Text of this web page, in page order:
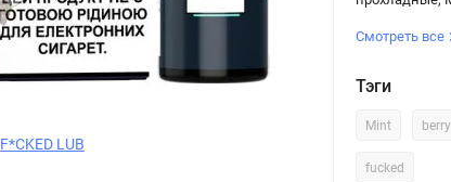
F*CKED LUB
Смотреть все
Тэги
Mint berry
fucked